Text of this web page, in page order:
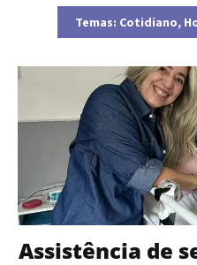
Temas: Cotidiano,
Assistência de